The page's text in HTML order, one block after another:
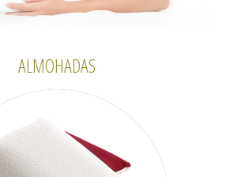
ALMOHADAS